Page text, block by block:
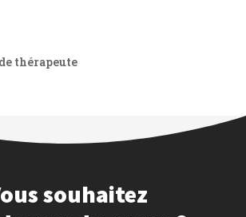
thérapeute
souhaitez